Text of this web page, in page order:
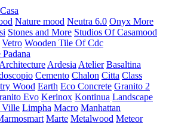
Nature mood Neutra 6.0 Onyx More
Stones and More Studios Of Casamood
Vetro Wooden Tile Of Cdc
Architecture Ardesia Atelier Basaltina
Cemento Chalon Citta Class
Wood Earth Eco Concrete Granito 2
Evo Kerinox Kontinua Landscape
Ville Limpha Macro Manhattan
Marte Metalwood Meteor